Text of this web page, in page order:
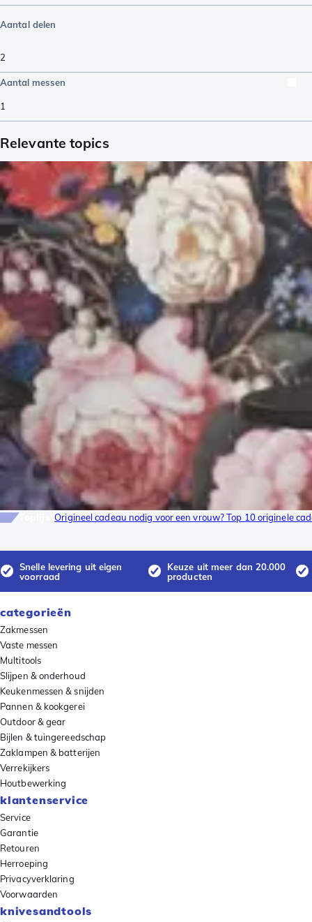
Aantal delen
2
Aantal messen
1
Relevante topics
ToplijstOrigineel cadeau nodig voor een vrouw? Top 10 originele
Snelle levering uit eigen
voorraad
Keuze uit meer dan 20.000
producten
categorieën
Zakmessen
Vaste messen
Multitools
Slijpen & onderhoud
Keukenmessen & snijden
Pannen & kookgerei
Outdoor & gear
Bijlen & tuingereedschap
Zaklampen & batterijen
Verrekijkers
Houtbewerking
klantenservice
Service
Garantie
Retouren
Herroeping
Privacyverklaring
Voorwaarden
knivesandtools